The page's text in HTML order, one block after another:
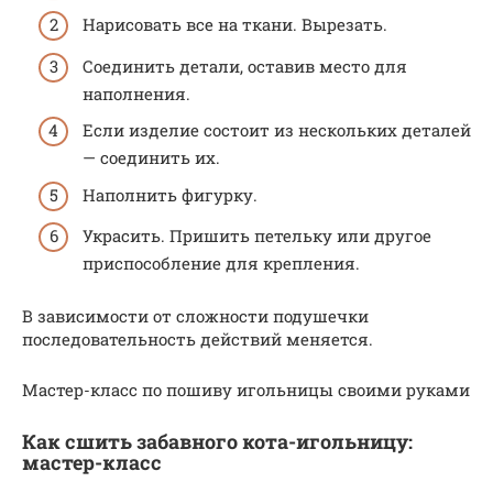
Нарисовать все на ткани. Вырезать.
Соединить детали, оставив место для
наполнения.
Если изделие состоит из нескольких деталей
— соединить их.
Наполнить фигурку.
Украсить. Пришить петельку или другое
приспособление для крепления.
В зависимости от сложности подушечки
последовательность действий меняется.
Мастер-класс по пошиву игольницы своими руками
Как сшить забавного кота-игольницу:
мастер-класс